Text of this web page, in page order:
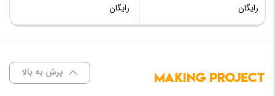
رایگان رایگان
پرش به بالا